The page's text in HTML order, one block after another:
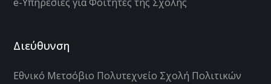
Διεύθυνση
Εθνικό Μετσόβιο Πολυτεχνείο Σχολή Πολιτικών